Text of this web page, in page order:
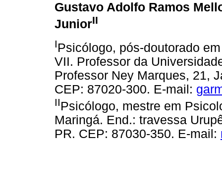
Gustavo Adolfo Ramos
JuniorII
IPsicólogo, pós-doutorado
VII. Professor da
Professor Ney Marques, 21,
CEP: 87020-300. E-mail:
IIPsicólogo, mestre em
Maringá. End.: travessa
PR. CEP: 87030-350. E-mail: